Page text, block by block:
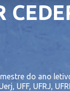
do ano
UFF, UFRJ,